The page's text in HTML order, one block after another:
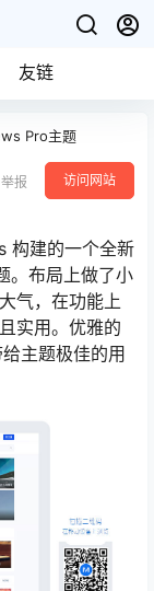
友链
Pro主题
举报 访问网站
构建的一个全新
。布局上做了小
气，在功能上
实用。优雅的
主题极佳的用